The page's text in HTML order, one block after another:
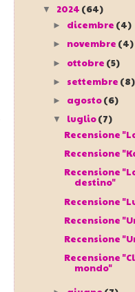
▼ 2024 (64)
► dicembre (4)
► novembre (4)
► ottobre (5)
► settembre (8)
► agosto(6)
▼ luglio(7)
Recensione
Recensione
Recensione
destino"
Recensione
Recensione
Recensione
Recensione
mondo"